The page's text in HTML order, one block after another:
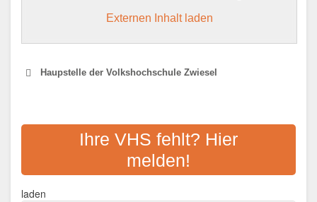
Externen Inhalt laden
Haupstelle der Volkshochschule Zwiesel
VOLKSHOCHSCHULE
ABERLAND
Amtsgerichtstraße 6 - 8, 94209
Regen
Ihre VHS fehlt? Hier
melden!
laden